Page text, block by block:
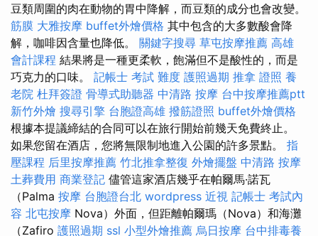
豆類周圍的肉在動物的胃中降解，而豆類的成分也會改變。
筋膜 大雅按摩 buffet外燴價格 其中包含的大多數酸會降
解，咖啡因含量也降低。 關鍵字搜尋 草屯按摩推薦 高雄
會計課程 結果將是一種更柔軟，飽滿但不是酸性的，而是
巧克力的口味。 記帳士 考試 難度 護照過期 推拿 證照 養
老院 杜拜簽證 骨導式助聽器 中清路 按摩 台中按摩推薦ptt
新竹外燴 搜尋引擎 台胞證高雄 撥筋證照 buffet外燴價格
根據本提議締結的合同可以在旅行開始前幾天免費終止。
如果您留在酒店，您將無限制地進入公園的許多景點。 指
壓課程 后里按摩推薦 竹北推拿整復 外燴擺盤 中清路 按摩
土葬費用 商業登記 儘管這家酒店幾乎在帕爾馬·諾瓦
（Palma 按摩 台胞證台北 wordpress 近視 記帳士 考試內
容 北屯按摩 Nova）外面，但距離帕爾瑪（Nova）和海灘
（Zafiro 護照過期 ssl 小型外燴推薦 烏日按摩 台中排毒養